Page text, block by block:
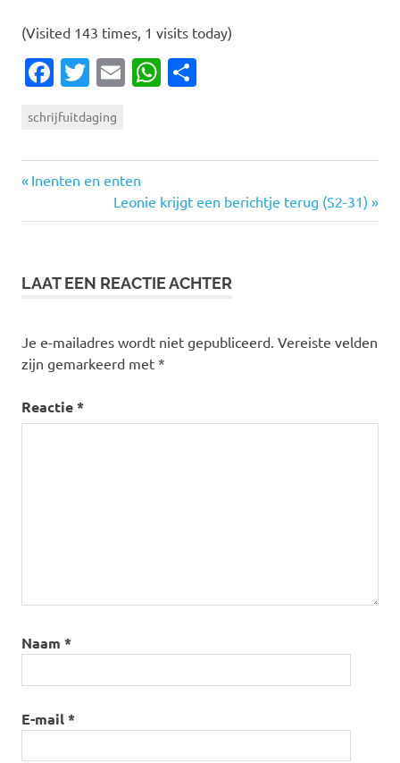
(Visited 143 times, 1 visits today)
Facebook
Twitter
EmailWhatsApp
schrijfuitdaging
Bericht
navigatie
Vorige
Inenten en enten
Volgende
bericht:
Leonie krijgt een berichtje terug (S2-31)
LAAT EEN REACTIE ACHTER
Je e-mailadres wordt niet gepubliceerd. Vereiste velden
zijn gemarkeerd met *
Reactie*
Naam *
E-mail*